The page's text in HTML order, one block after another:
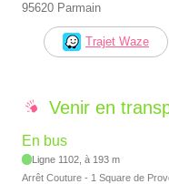
95620 Parmain
Trajet Waze
Venir en
En bus
Ligne 1102, à 193 m
Arrêt Couture - 1 Square de